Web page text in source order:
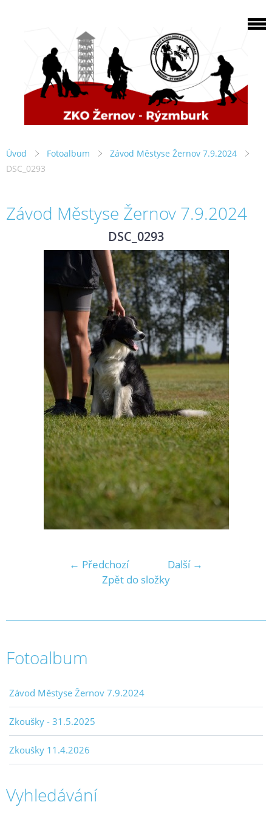
Úvod Fotoalbum
Závod Městyse Žernov 7.9.2024
DSC_0293
Závod Městyse Žernov 7.9.2024
DSC_0293
← Předchozí
Další →
Zpět do složky
Fotoalbum
Závod Městyse Žernov 7.9.2024
Zkoušky - 31.5.2025
Zkoušky 11.4.2026
Vyhledávání